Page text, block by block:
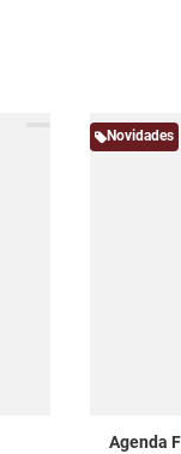
Novidades
Agenda